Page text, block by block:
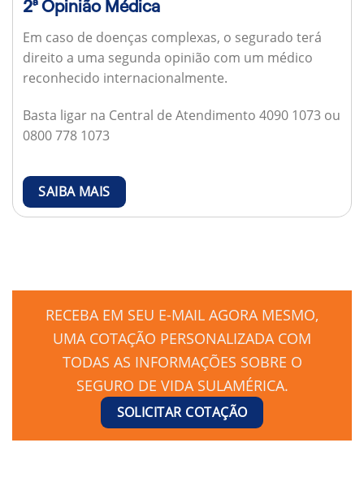
2ª Opinião Médica
Em caso de doenças complexas, o segurado terá
direito a uma segunda opinião com um médico
reconhecido internacionalmente.
Basta ligar na Central de Atendimento 4090 1073 ou
0800 778 1073
SAIBA MAIS
RECEBA EM SEU E-MAIL AGORA MESMO,
UMA COTAÇÃO PERSONALIZADA COM
TODAS AS INFORMAÇÕES SOBRE O
SEGURO DE VIDA SULAMÉRICA.
SOLICITAR COTAÇÃO